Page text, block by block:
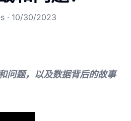
· 10/30/2023
问题，以及数据背后的故事